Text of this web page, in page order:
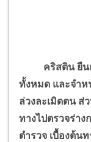
คริสติน ยืนยัน
ทั้งหมด และจำห
ล่วงละเมิดตน ส่
ทางไปตรวจร่าง
ตำรวจ เบื้องต้น